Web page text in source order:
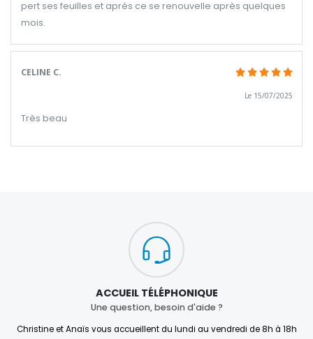
pert ses feuilles et après ce se renouvelle après quelques
mois.
CELINE C.
Le 15/07/2025
Très beau
ACCUEIL TÉLÉPHONIQUE
Une question, besoin d'aide ?
Christine et Anaïs vous accueillent du lundi au vendredi de 8h à 18h